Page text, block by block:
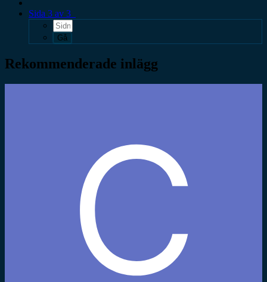
Sida 3 av 3
Rekommenderade inlägg